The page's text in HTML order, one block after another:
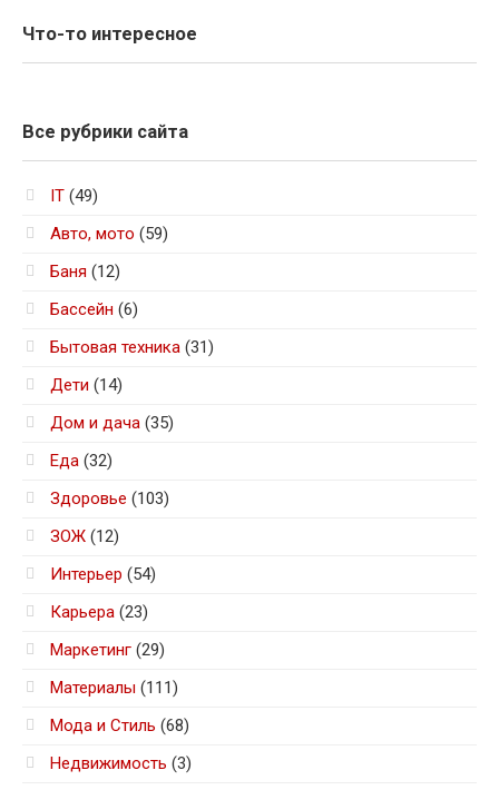
Что-то интересное
Все рубрики сайта
IT (49)
Авто, мото (59)
Баня (12)
Бассейн (6)
Бытовая техника (31)
Дети (14)
Дом и дача (35)
Еда (32)
Здоровье (103)
ЗОЖ (12)
Интерьер (54)
Карьера (23)
Маркетинг (29)
Материалы (111)
Мода и Стиль (68)
Недвижимость (3)